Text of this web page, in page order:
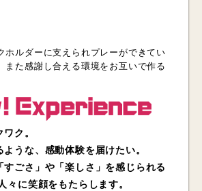
ホルダーに支えられプレーができてい
また感謝し合える環境をお互いで作る
ク。
うな、感動体験を届けたい。
すごさ」や「楽しさ」を感じられる
々に笑顔をもたらします。